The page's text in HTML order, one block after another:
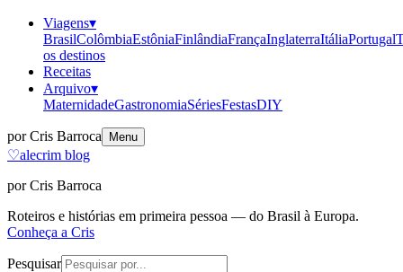
Viagens▾
BrasilColômbiaEstôniaFinlândiaFrançaInglaterraItáliaPortugal
os destinos
Receitas
Arquivo▾
MaternidadeGastronomiaSériesFestasDIY
por Cris Barroca Menu
♡alecrim blog
por Cris Barroca
Roteiros e histórias em primeira pessoa — do Brasil à Europa.
Conheça a Cris
Pesquisar